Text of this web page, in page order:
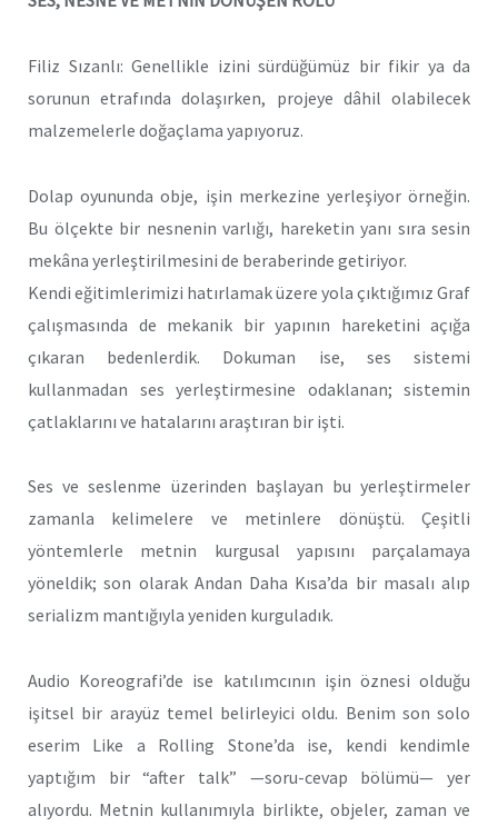
Filiz Sızanlı: Genellikle izini sürdüğümüz bir fikir ya da
sorunun etrafında dolaşırken, projeye dâhil olabilecek
malzemelerle doğaçlama yapıyoruz.
Dolap oyununda obje, işin merkezine yerleşiyor örneğin.
Bu ölçekte bir nesnenin varlığı, hareketin yanı sıra sesin
mekâna yerleştirilmesini de beraberinde getiriyor.
Kendi eğitimlerimizi hatırlamak üzere yola çıktığımız Graf
çalışmasında de mekanik bir yapının hareketini açığa
çıkaran bedenlerdik. Dokuman ise, ses sistemi
kullanmadan ses yerleştirmesine odaklanan; sistemin
çatlaklarını ve hatalarını araştıran bir işti.
Ses ve seslenme üzerinden başlayan bu yerleştirmeler
zamanla kelimelere ve metinlere dönüştü. Çeşitli
yöntemlerle metnin kurgusal yapısını parçalamaya
yöneldik; son olarak Andan Daha Kısa’da bir masalı alıp
serializm mantığıyla yeniden kurguladık.
Audio Koreografi’de ise katılımcının işin öznesi olduğu
işitsel bir arayüz temel belirleyici oldu. Benim son solo
eserim Like a Rolling Stone’da ise, kendi kendimle
yaptığım bir “after talk” —soru-cevap bölümü— yer
alıyordu. Metnin kullanımıyla birlikte, objeler, zaman ve